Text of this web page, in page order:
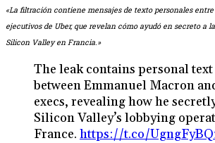
«La filtración contiene mensajes de texto personales
ejecutivos de Uber, que revelan cómo ayudó en secreto a
Silicon Valley en Francia.»
The leak contains personal text
between Emmanuel Macron
execs, revealing how he
Silicon Valley’s lobbying
France. https://t.co/